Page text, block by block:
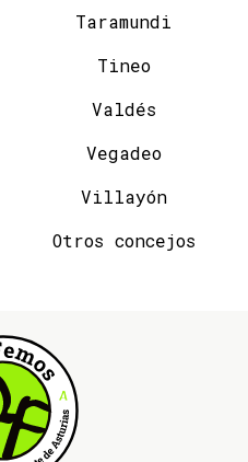
Taramundi
Tineo
Valdés
Vegadeo
Villayón
Otros concejos